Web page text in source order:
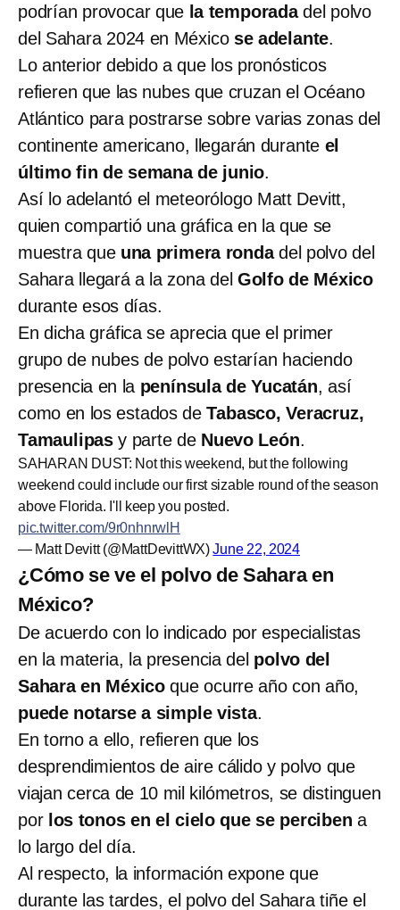
podrían provocar que la temporadadel polvo
del Sahara 2024 en México se adelante.
Lo anterior debido a que los pronósticos
refieren que las nubes que cruzan el Océano
Atlántico para postrarse sobre varias zonas del
continente americano, llegarán durante el
último fin de semana de junio.
Así lo adelantó el meteorólogo Matt Devitt,
quien compartió una gráfica en la que se
muestra que una primera rondadel polvo del
Sahara llegará a la zona del Golfo de México
durante esos días.
En dicha gráfica se aprecia que el primer
grupo de nubes de polvo estarían haciendo
presencia en la península de Yucatán, así
como en los estados deTabasco, Veracruz,
Tamaulipas y parte de Nuevo León.
SAHARAN DUST: Not this weekend, but the following
weekend could include our first sizable round of the season
above Florida. I'll keep you posted.
pic.twitter.com/9r0nhnrwlH
— Matt Devitt (@MattDevittWX)June 22, 2024
¿Cómo se ve el polvo de Sahara en
México?
De acuerdo con lo indicado por especialistas
en la materia, la presencia del polvo del
Sahara en México que ocurre año con año,
puede notarse a simple vista.
En torno a ello, refieren que los
desprendimientos de aire cálido y polvo que
viajan cerca de 10 mil kilómetros, se distinguen
por los tonos en el cielo que se perciben a
lo largo del día.
Al respecto, la información expone que
durante las tardes, el polvo del Sahara tiñe el